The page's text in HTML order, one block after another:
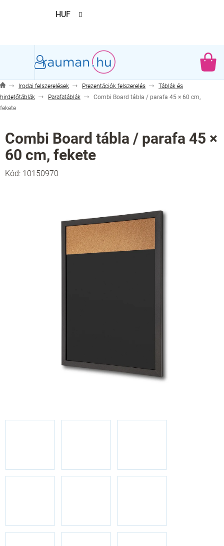
HUF
Irodai felszerelések Prezentációk felszerelés
Táblák és
hirdetőtáblák
Parafatáblák
Combi Board tábla / parafa 45 × 60 cm,
fekete
Combi Board tábla / parafa 45 ×
60 cm, fekete
Kód: 10150970